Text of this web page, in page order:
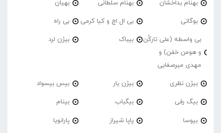
بهنام بداخشان بهنام سلطانی بهیان
بوگاتی بی ال اچ و کیا کرمی بی راه
بی واسطه (علی تارکُن
و هومن خفن) و
مهدی میرصفایی
بیباک بیژن لرد
بیژن نظری بیژن یار بیس بیسواد
بیگ رفی بیگباب بینام
بیوسا پاپا شیراز پارانویا